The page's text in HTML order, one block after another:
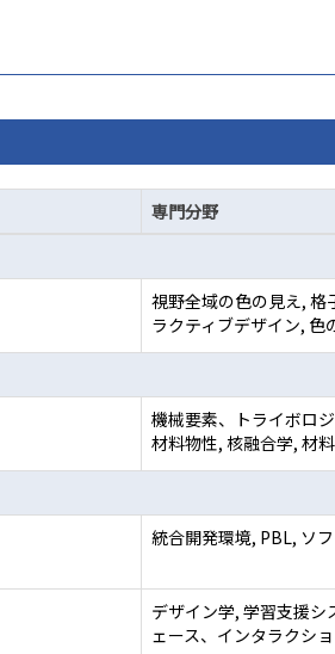
専門分野
視野全域の色の見え, 格
ラクティブデザイン, 色
機械要素、トライボロ
材料物性, 核融合学, 材
統合開発環境, PBL, ソ
デザイン学, 学習支援シ
ェース、インタラクシ